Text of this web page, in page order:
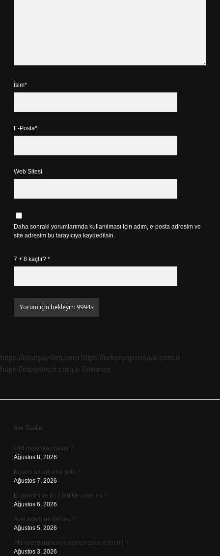
İsim*
E-Posta*
Web Sitesi
Daha sonraki yorumlarımda kullanılması için adım, e-posta adresim ve
site adresim bu tarayıcıya kaydedilsin.
7 + 8 kaçtır? *
https://etabyazilim.com https://rekoryapiinsaat.com.tr
https://meshtech.com.tr Sitemap
Sidebar
Son Yazılar
V16 motor kaç basar ?
Ağustos 8, 2026
Kusem ne anlama gelir ?
Ağustos 7, 2026
D vitamini ve B12 birlikte alınır mı ?
Ağustos 6, 2026
Avel adam ne demek ?
Ağustos 5, 2026
Altın bozdururken kuyumcu zarar eder mi ?
Ağustos 3, 2026